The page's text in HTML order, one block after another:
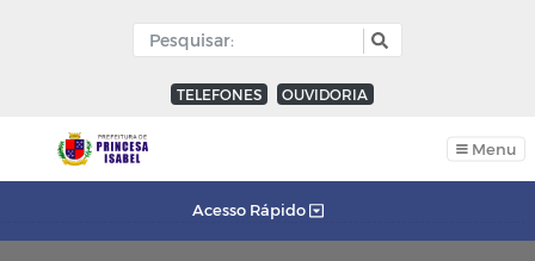
TELEFONES OUVIDORIA
Menu
Acesso Rápido